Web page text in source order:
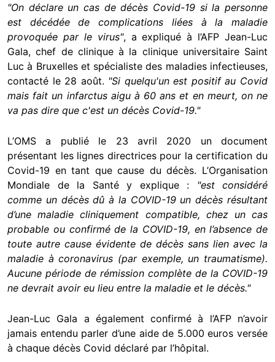
"On déclare un cas de décès Covid-19 si la personne
est décédée de complications liées à la maladie
provoquée par le virus", a expliqué à l’AFP Jean-Luc
Gala, chef de clinique à la clinique universitaire Saint
Luc à Bruxelles et spécialiste des maladies infectieuses,
contacté le 28 août. "Si quelqu'un est positif au Covid
mais fait un infarctus aigu à 60 ans et en meurt, on ne
va pas dire que c'est un décès Covid-19."
L’OMS a publié le 23 avril 2020 un document
présentant les lignes directrices pour la certification du
Covid-19 en tant que cause du décès. L’Organisation
Mondiale de la Santé y explique : "est considéré
comme un décès dû à la COVID-19 un décès résultant
d’une maladie cliniquement compatible, chez un cas
probable ou confirmé de la COVID-19, en l’absence de
toute autre cause évidente de décès sans lien avec la
maladie à coronavirus (par exemple, un traumatisme).
Aucune période de rémission complète de la COVID-19
ne devrait avoir eu lieu entre la maladie et le décès."
Jean-Luc Gala a également confirmé à l’AFP n’avoir
jamais entendu parler d’une aide de 5.000 euros versée
à chaque décès Covid déclaré par l’hôpital.